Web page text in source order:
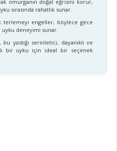
omurganın doğal eğrisini korur,
sırasında rahatlık sunar.
terlemeyi engeller, böylece gece
deneyimi sunar.
yastığı serinletici, dayanıklı ve
bir uyku için ideal bir seçenek